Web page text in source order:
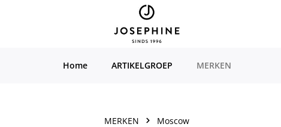
Home ARTIKELGROEP MERKEN
MERKEN Moscow